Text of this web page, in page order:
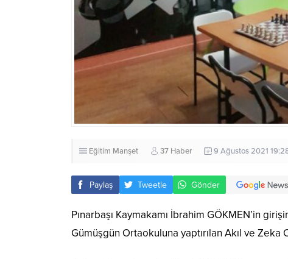
Eğitim Manşet 37 Haber 9 Ağustos 2021
Paylaş Tweetle Gönder
Pınarbaşı Kaymakamı İbrahim GÖKMEN’in
Gümüşgün Ortaokuluna yaptırılan Akıl ve Zeka